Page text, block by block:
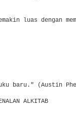
luas dengan
baru." (Austin
ALKITAB